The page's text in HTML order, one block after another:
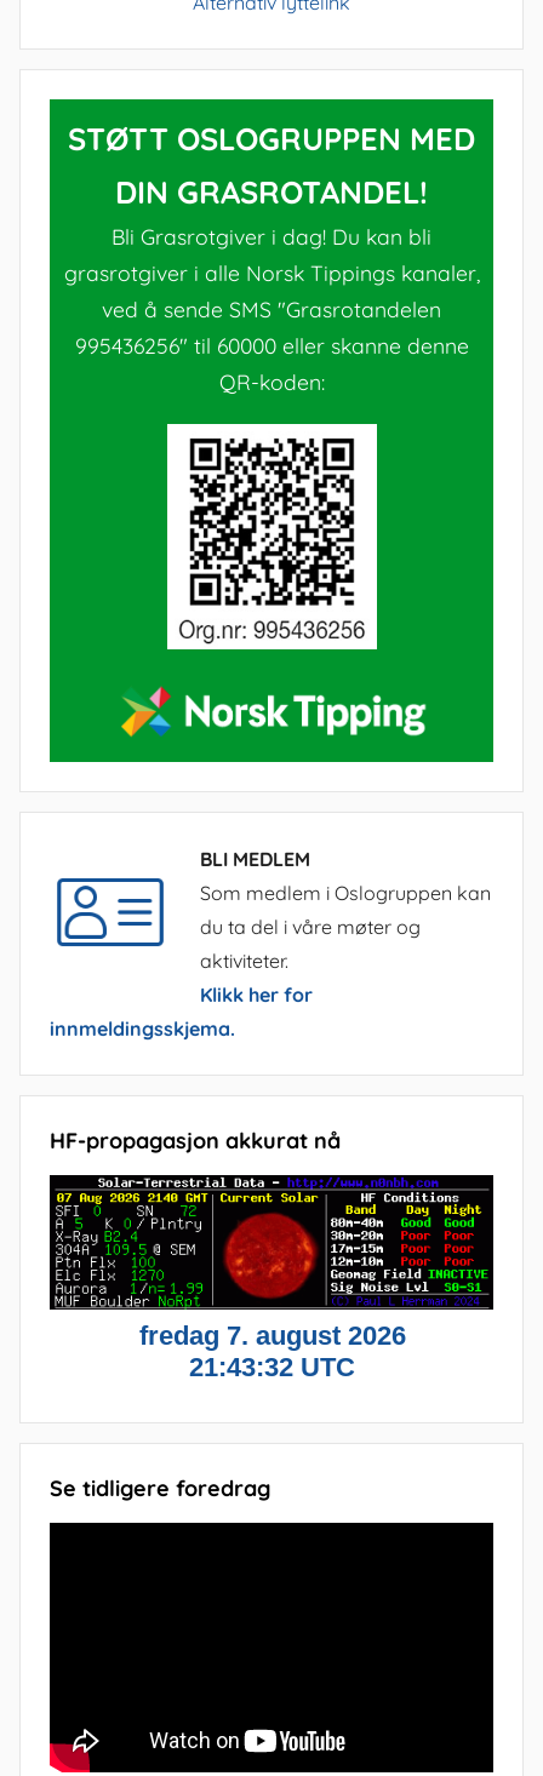
STØTT OSLOGRUPPEN MED
DIN GRASROTANDEL!
Bli Grasrotgiver i dag! Du kan bli
grasrotgiver i alle Norsk Tippings kanaler,
ved å sende SMS "Grasrotandelen
995436256" til 60000 eller skanne denne
QR-koden:
BLI MEDLEM
Som medlem i Oslogruppen kan
du ta del i våre møter og
aktiviteter.
Klikk her for
innmeldingsskjema.
HF-propagasjon akkurat nå
Se tidligere foredrag